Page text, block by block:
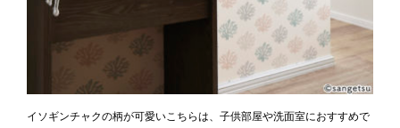
イソギンチャクの柄が可愛いこちらは、子供部屋や洗面室におすすめで